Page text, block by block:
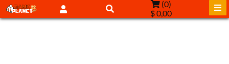
(0)
$ 0,00